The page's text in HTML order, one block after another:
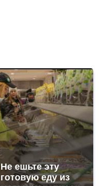
Не ешьте эту
готовую еду из